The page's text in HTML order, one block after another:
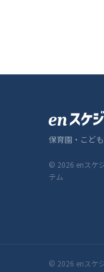
保育園・こど
© 2026 enスケ
テム
© 2026 enスケ